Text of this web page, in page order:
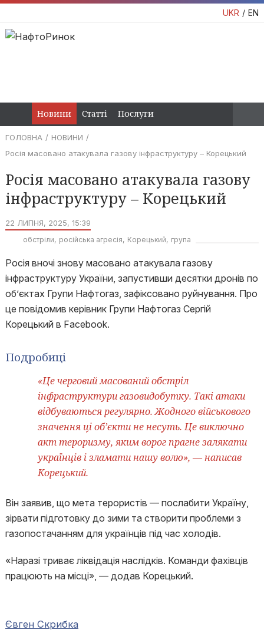
UKR EN
Новини Статті Послуги
ГОЛОВНА
НОВИНИ
Росія масовано атакувала газову інфраструктуру – Корецький
Росія масовано атакувала газову
інфраструктуру – Корецький
22 ЛИПНЯ, 2025, 15:39
обстріли російська агресія Корецький
група
Росія вночі знову масовано атакувала газову
інфраструктуру України, запустивши десятки дронів по
об’єктах Групи Нафтогаз, зафіксовано руйнування. Про
це повідомив керівник Групи Нафтогаз Сергій
Корецький в Facebook.
Подробиці
«Це черговий масований обстріл
інфраструктури газовидобутку. Такі атаки
відбуваються регулярно. Жодного військового
значення ці обʼєкти не несуть. Це виключно
акт тероризму, яким ворог прагне залякати
українців і зламати нашу волю», — написав
Корецький.
Він заявив, що мета терористів — послабити Україну,
зірвати підготовку до зими та створити проблеми з
газопостачанням для українців під час холодів.
«Наразі триває ліквідація наслідків. Команди фахівців
працюють на місці», — додав Корецький.
Євген Скрибка